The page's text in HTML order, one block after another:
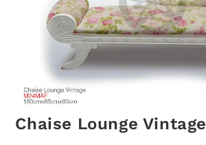
Chaise Lounge Vintage